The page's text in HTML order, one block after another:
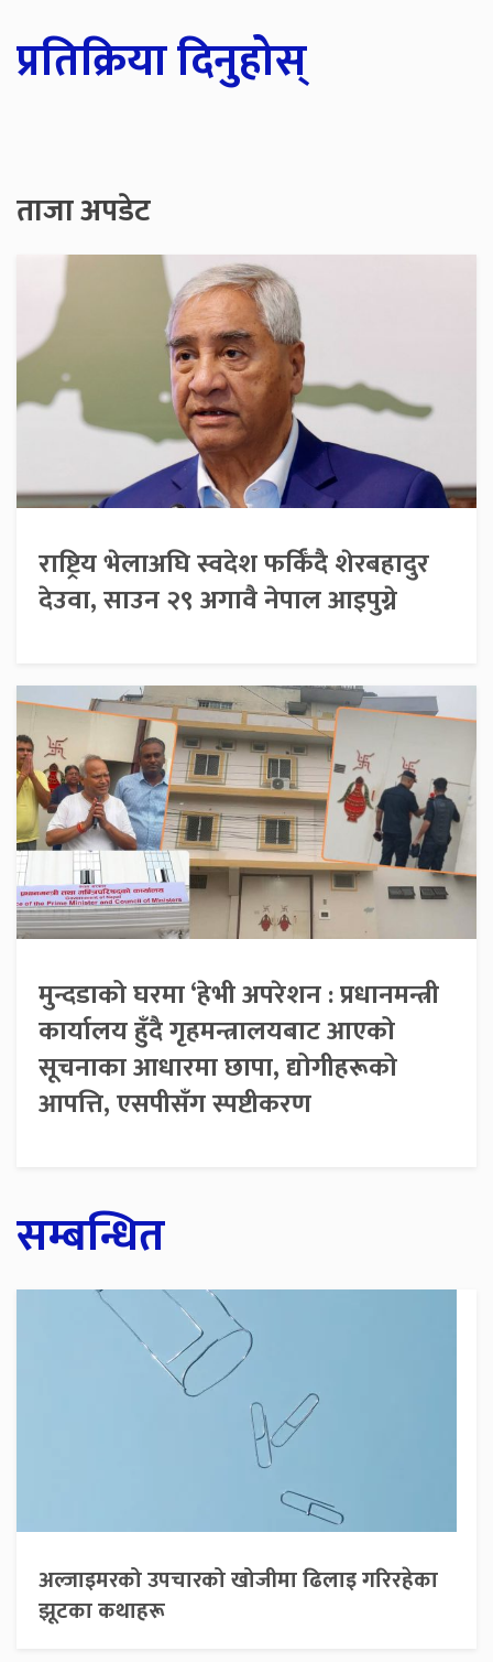
प्रतिक्रिया दिनुहोस्
ताजा अपडेट
राष्ट्रिय भेलाअघि स्वदेश फर्किँदै शेरबहादुर
देउवा, साउन २९ अगावै नेपाल आइपुग्ने
मुन्दडाको घरमा ‘हेभी अपरेशन : प्रधानमन्त्री
कार्यालय हुँदै गृहमन्त्रालयबाट आएको
सूचनाका आधारमा छापा, द्योगीहरूको
आपत्ति, एसपीसँग स्पष्टीकरण
सम्बन्धित
अल्जाइमरको उपचारको खोजीमा ढिलाइ गरिरहेका
झूटका कथाहरू